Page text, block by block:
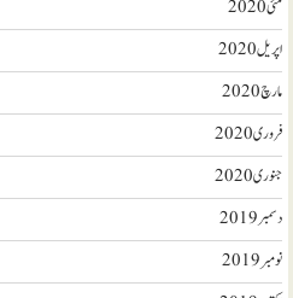
مئی 2020
اپریل 2020
مارچ 2020
فروری 2020
جنوری 2020
دسمبر 2019
نومبر 2019